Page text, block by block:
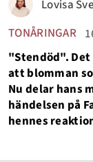
TONÅRINGAR
Lovisa
"Stendöd".
att blomman
Nu delar hans
händelsen på
hennes